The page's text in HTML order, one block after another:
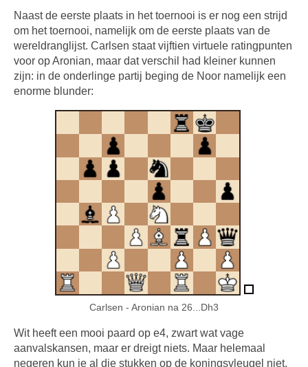
Naast de eerste plaats in het toernooi is er nog een strijd
om het toernooi, namelijk om de eerste plaats van de
wereldranglijst. Carlsen staat vijftien virtuele ratingpunten
voor op Aronian, maar dat verschil had kleiner kunnen
zijn: in de onderlinge partij beging de Noor namelijk een
enorme blunder:
Carlsen - Aronian na 26...Dh3
Wit heeft een mooi paard op e4, zwart wat vage
aanvalskansen, maar er dreigt niets. Maar helemaal
negeren kun je al die stukken op de koningsvleugel niet.